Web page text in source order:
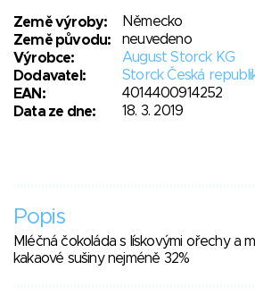
Země výroby:
Německo
Země původu:
neuvedeno
Výrobce:
August Storck KG
Dodavatel:
Storck Česká
EAN:
4014400914252
Data ze dne:
18. 3. 2019
Popis
Mléčná čokoláda s lískovými ořechy a
kakaové sušiny nejméně 32%